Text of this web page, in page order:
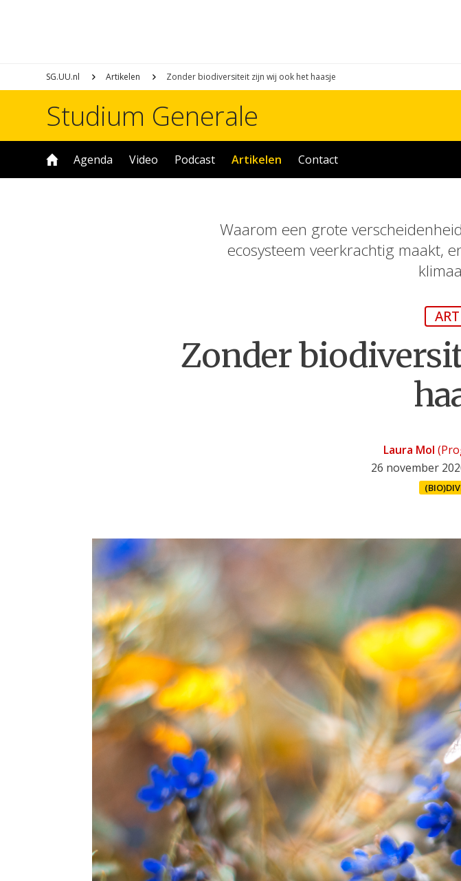
SG.UU.nl Artikelen Zonder biodiversiteit zijn wij ook het haasje
Studium Generale
Agenda Video Podcast Artikelen Contact
Waarom een grote
ecosysteem veerkrachtig maakt,
Zonder
Laura Mol
26 november